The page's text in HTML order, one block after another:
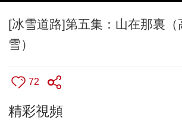
[冰雪道路]第五集：山在那裏（
雪）
72
精彩視頻